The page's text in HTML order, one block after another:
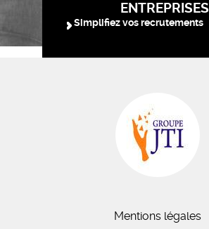
ENTREPRISES
Simplifiez vos recrutements
Mentions légales